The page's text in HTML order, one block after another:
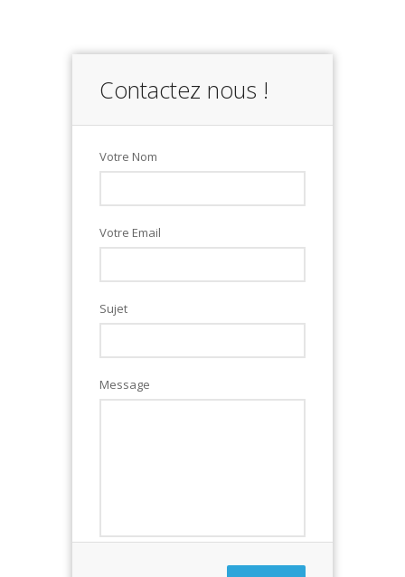
Contactez nous !
Votre Nom
Votre Email
Sujet
Message